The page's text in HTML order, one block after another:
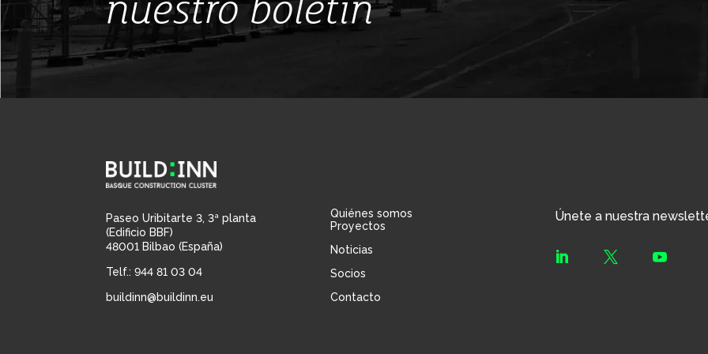
nuestro boletín
Paseo Uribitarte 3, 3ª planta
(Edificio BBF)
48001 Bilbao (España)
Telf.: 944 81 03 04
buildinn@buildinn.eu
Quiénes somos
Proyectos
Noticias
Socios
Contacto
Únete a nuestra
  